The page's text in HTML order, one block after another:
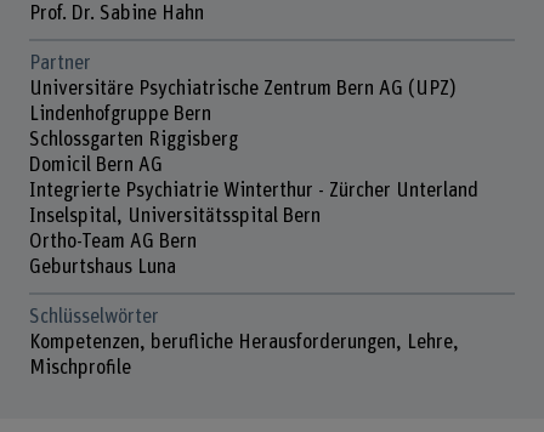
Prof. Dr. Sabine Hahn
Partner
Universitäre Psychiatrische Zentrum Bern AG (UPZ)
Lindenhofgruppe Bern
Schlossgarten Riggisberg
Domicil Bern AG
Integrierte Psychiatrie Winterthur - Zürcher Unterland
Inselspital, Universitätsspital Bern
Ortho-Team AG Bern
Geburtshaus Luna
Schlüsselwörter
Kompetenzen, berufliche Herausforderungen, Lehre,
Mischprofile